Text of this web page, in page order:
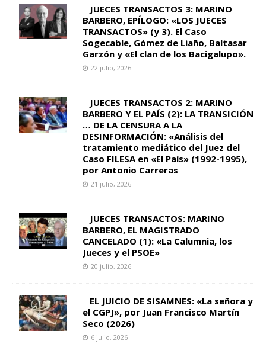
JUECES TRANSACTOS 3: MARINO
BARBERO, EPÍLOGO: «LOS JUECES
TRANSACTOS» (y 3). El Caso
Sogecable, Gómez de Liaño, Baltasar
Garzón y «El clan de los Bacigalupo».
22 julio, 2026
JUECES TRANSACTOS 2: MARINO
BARBERO Y EL PAÍS (2): LA TRANSICIÓN
… DE LA CENSURA A LA
DESINFORMACIÓN: «Análisis del
tratamiento mediático del Juez del
Caso FILESA en «El País» (1992-1995),
por Antonio Carreras
21 julio, 2026
JUECES TRANSACTOS: MARINO
BARBERO, EL MAGISTRADO
CANCELADO (1): «La Calumnia, los
Jueces y el PSOE»
20 julio, 2026
EL JUICIO DE SISAMNES: «La señora y
el CGPJ», por Juan Francisco Martín
Seco (2026)
6 julio, 2026